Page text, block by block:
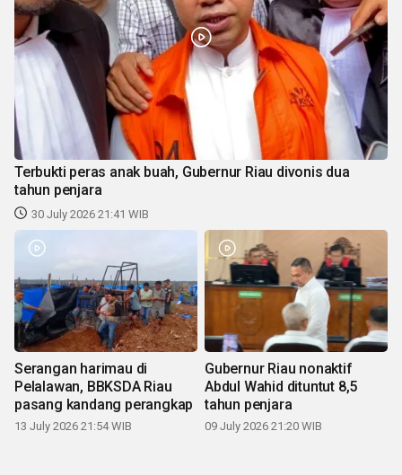
Terbukti peras anak buah, Gubernur Riau divonis dua
tahun penjara
30 July 2026 21:41 WIB
Serangan harimau di
Pelalawan, BBKSDA Riau
pasang kandang perangkap
13 July 2026 21:54 WIB
Gubernur Riau nonaktif
Abdul Wahid dituntut 8,5
tahun penjara
09 July 2026 21:20 WIB